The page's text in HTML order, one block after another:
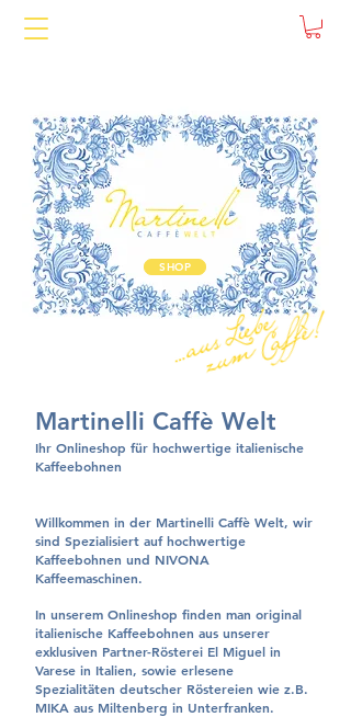
SHOP
Martinelli Caffè Welt
Ihr Onlineshop für hochwertige italienische
Kaffeebohnen
Willkommen in der Martinelli Caffè Welt, wir
sind Spezialisiert auf hochwertige
Kaffeebohnen und NIVONA
Kaffeemaschinen.
In unserem Onlineshop finden man original
italienische Kaffeebohnen aus unserer
exklusiven Partner-Rösterei El Miguel in
Varese in Italien, sowie erlesene
Spezialitäten deutscher Röstereien wie z.B.
MIKA aus Miltenberg in Unterfranken.